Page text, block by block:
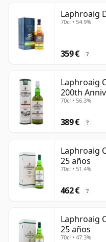
Laphroaig
70cl • 54.9%
359 € ?
Laphroaig
200th
70cl • 56.3%
389 € ?
Laphroaig
25 años
70cl • 51.4%
462 € ?
Laphroaig
25 años
70cl • 47.3%